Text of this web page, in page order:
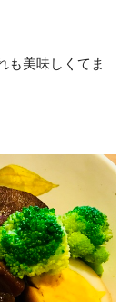
も美味しくてま
、バターや油や小
ッパー、食器、